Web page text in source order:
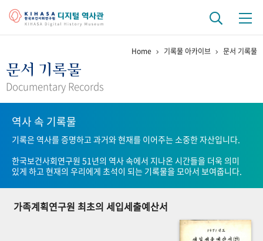
걸어온 길 기관 변천사
연구 역사
정책과 연구 키워드로 보는 연구 역사
연구자들
기록물 아카이브
사진 아카이브 문서 기록물 행정박물
Home 기록물 아카이브 문서 기록물
문서 기록물
Documentary Records
역사 속 기록물
기록은 역사를 증명하고 과거와 현재를 이어주는 소중한 자산입니다.
한국보건사회연구원 51년의 역사 속에서 지나온 시간들을 더욱 의미
있게 하고 현재의 우리에게 초석이 되는 기록물을 모아서 보여줍니다.
가족계획연구원 최초의 세입세출예산서